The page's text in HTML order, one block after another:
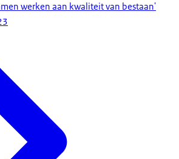
werken aan kwaliteit van bestaan'